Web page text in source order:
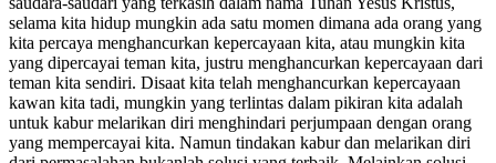
selama kita hidup mungkin ada satu momen dimana ada orang yang
kita percaya menghancurkan kepercayaan kita, atau mungkin kita
yang dipercayai teman kita, justru menghancurkan kepercayaan dari
teman kita sendiri. Disaat kita telah menghancurkan kepercayaan
kawan kita tadi, mungkin yang terlintas dalam pikiran kita adalah
untuk kabur melarikan diri menghindari perjumpaan dengan orang
yang mempercayai kita. Namun tindakan kabur dan melarikan diri